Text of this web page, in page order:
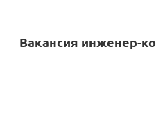
Вакансия инженер-